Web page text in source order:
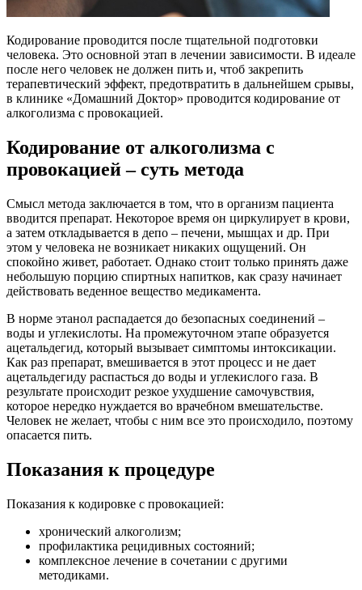
Кодирование проводится после тщательной подготовки
человека. Это основной этап в лечении зависимости. В идеале
после него человек не должен пить и, чтоб закрепить
терапевтический эффект, предотвратить в дальнейшем срывы,
в клинике «Домашний Доктор» проводится кодирование от
алкоголизма с провокацией.
Кодирование от алкоголизма с
провокацией – суть метода
Смысл метода заключается в том, что в организм пациента
вводится препарат. Некоторое время он циркулирует в крови,
а затем откладывается в депо – печени, мышцах и др. При
этом у человека не возникает никаких ощущений. Он
спокойно живет, работает. Однако стоит только принять даже
небольшую порцию спиртных напитков, как сразу начинает
действовать веденное вещество медикамента.
В норме этанол распадается до безопасных соединений –
воды и углекислоты. На промежуточном этапе образуется
ацетальдегид, который вызывает симптомы интоксикации.
Как раз препарат, вмешивается в этот процесс и не дает
ацетальдегиду распасться до воды и углекислого газа. В
результате происходит резкое ухудшение самочувствия,
которое нередко нуждается во врачебном вмешательстве.
Человек не желает, чтобы с ним все это происходило, поэтому
опасается пить.
Показания к процедуре
Показания к кодировке с провокацией:
хронический алкоголизм;
профилактика рецидивных состояний;
комплексное лечение в сочетании с другими
методиками.